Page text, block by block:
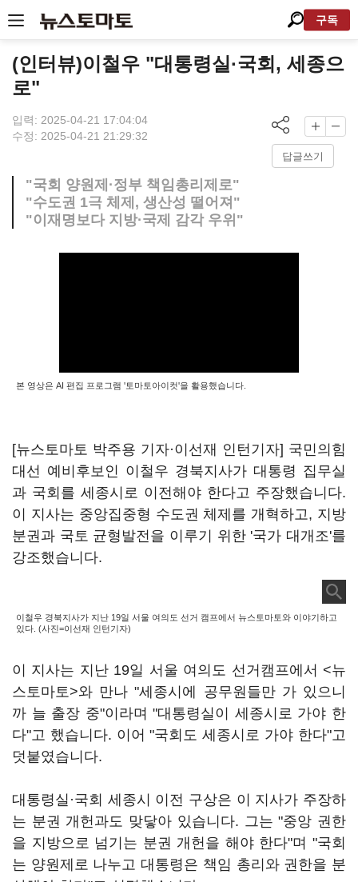
구독
(인터뷰)이철우 "대통령실·국회, 세종으
로"
입력: 2025-04-21 17:04:04
수정: 2025-04-21 21:29:32
답글쓰기
"국회 양원제·정부 책임총리제로"
"수도권 1극 체제, 생산성 떨어져"
"이재명보다 지방·국제 감각 우위"
본 영상은 AI 편집 프로그램 '토마토아이컷'을 활용했습니다.
[뉴스토마토 박주용 기자·이선재 인턴기자] 국민의힘
대선 예비후보인 이철우 경북지사가 대통령 집무실
과 국회를 세종시로 이전해야 한다고 주장했습니다.
이 지사는 중앙집중형 수도권 체제를 개혁하고, 지방
분권과 국토 균형발전을 이루기 위한 '국가 대개조'를
강조했습니다.
이철우 경북지사가 지난 19일 서울 여의도 선거 캠프에서 뉴스토마토와 이야기하고
있다. (사진=이선재 인턴기자)
이 지사는 지난 19일 서울 여의도 선거캠프에서 <뉴
스토마토>와 만나 "세종시에 공무원들만 가 있으니
까 늘 출장 중"이라며 "대통령실이 세종시로 가야 한
다"고 했습니다. 이어 "국회도 세종시로 가야 한다"고
덧붙였습니다.
대통령실·국회 세종시 이전 구상은 이 지사가 주장하
는 분권 개헌과도 맞닿아 있습니다. 그는 "중앙 권한
을 지방으로 넘기는 분권 개헌을 해야 한다"며 "국회
는 양원제로 나누고 대통령은 책임 총리와 권한을 분